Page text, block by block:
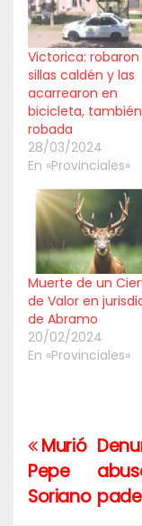
Victorica: robaron
sillas caldén y las
acarrearon en
bicicleta, también
robada
28/03/2024
En «Provinciales»
Muerte de un
de Valor en
de Abramo
20/02/2024
En «Provinciales»
de
Murió
Pepe
Soriano